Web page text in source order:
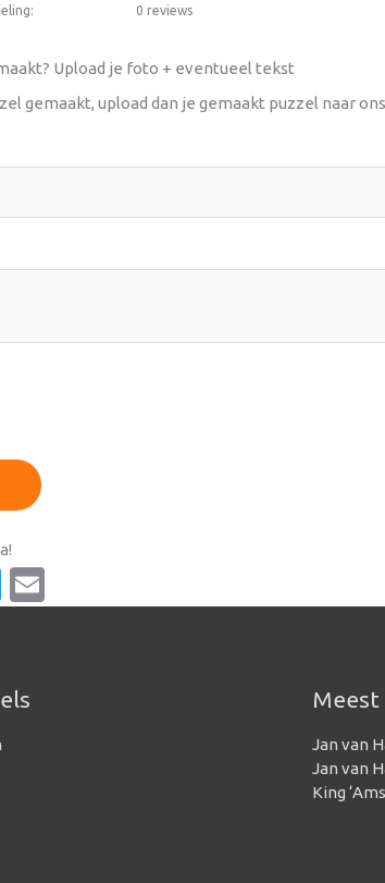
0 reviews
Upload je foto + eventueel tekst
gemaakt, upload dan je gemaakt puzzel naar
Twitter
Jan van
Jan van
King